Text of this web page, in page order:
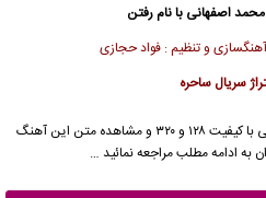
محمد اصفهانی با نام رفتن
و تنظیم : فواد حجازی
سریال ساحره
با کیفیت ۱۲۸ و ۳۲۰ و مشاهده متن این آهنگ
به ادامه مطلب مراجعه نمائید …